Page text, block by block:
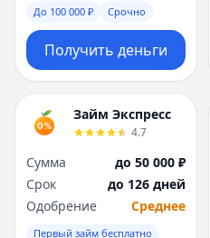
До 100 000 ₽ Срочно
Получить деньги
Займ Экспресс
4.7
Сумма
до 50 000 ₽
Срок
до 126 дней
Одобрение
Среднее
Первый займ бесплатно